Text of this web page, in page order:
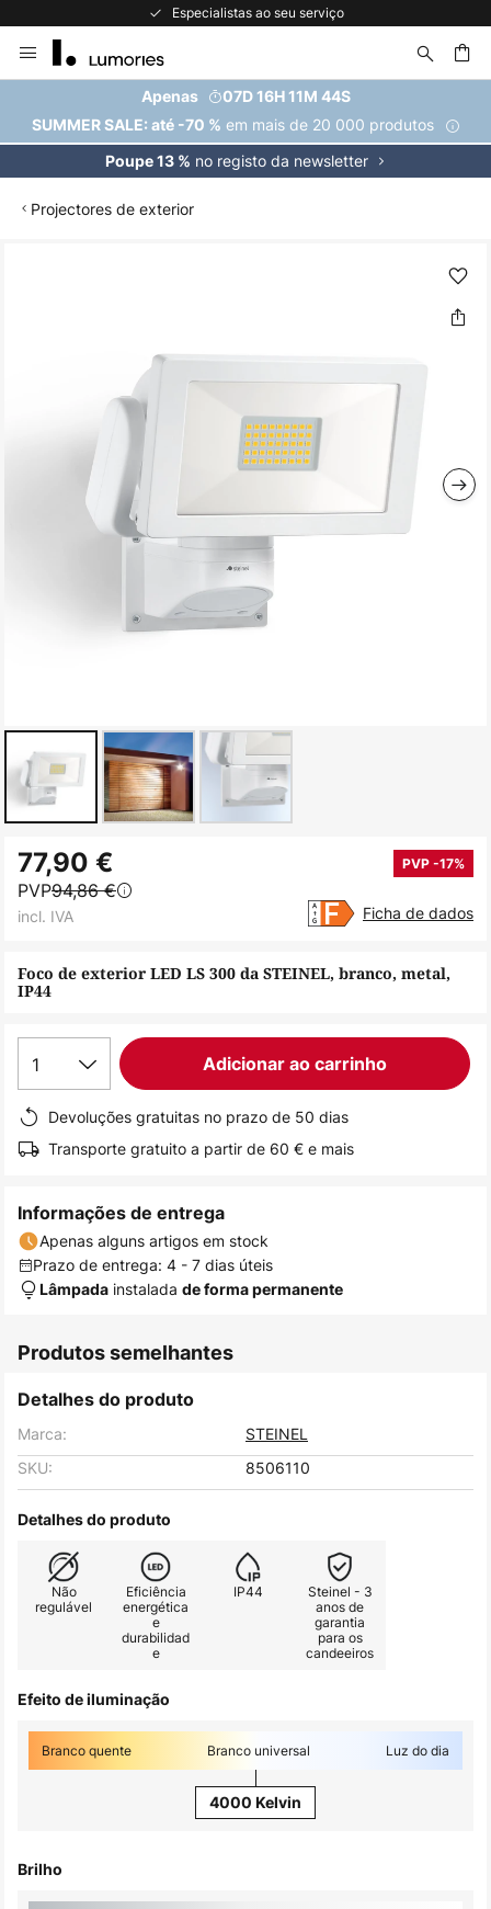
Especialistas ao seu serviço
para
Conteúdo
Apenas
07D 16H 11M 43S
SUMMER SALE: até -70 % em mais de 20 000 produtos
Poupe 13 % no registo da newsletter
Projectores de exterior
para
início
Galeria
de
imagens
Foco de exterior LED LS 300 da STEINEL, branco, metal,
IP44
77,90 € PVP -17%
PVP94,86 €
incl. IVA Ficha de dados
1 Adicionar ao carrinho
Devoluções gratuitas no prazo de 50 dias
Transporte gratuito a partir de 60 € e mais
Informações de entrega
Apenas alguns artigos em stock
Prazo de entrega: 4 - 7 dias úteis
Lâmpada instalada de forma permanente
Produtos semelhantes
Detalhes do produto
Marca:
STEINEL
SKU:
8506110
Detalhes do produto
Não
regulável
Eficiência
energética
e
durabilidad
e
IP44
Steinel - 3
anos de
garantia
para os
candeeiros
Efeito de iluminação
Branco quente Branco universal Luz do dia
4000 Kelvin
Brilho